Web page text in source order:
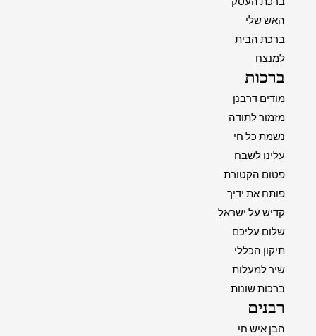
האש שלי
ברכת הבית
למנצח
ברכות
מודים דרבנן
מזמור לתודה
נשמת כל חי
עלינו לשבח
פטום הקטורת
פותח את ידיך
קדיש על ישראל
שלום עליכם
תיקון הכללי
שיר למעלות
ברכות שונות
רבנים
הבן איש חי